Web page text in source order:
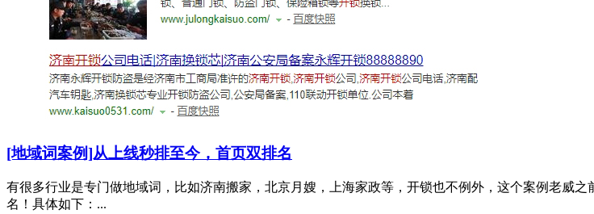
[地域词案例]从上线秒排至今，首页双排名
有很多行业是专门做地域词，比如济南搬家，北京月嫂，上海家政等，开锁也不例外，这个案例老威
名！具体如下：...